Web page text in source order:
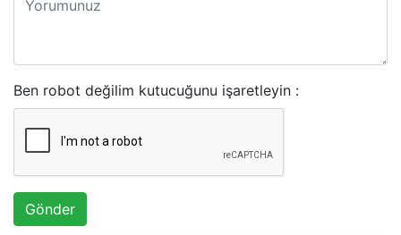
Ben robot değilim kutucuğunu işaretleyin :
Gönder